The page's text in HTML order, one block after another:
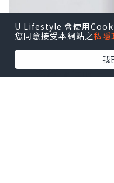
U Lifestyle 會使用
您同意接受本網站之私隱
我